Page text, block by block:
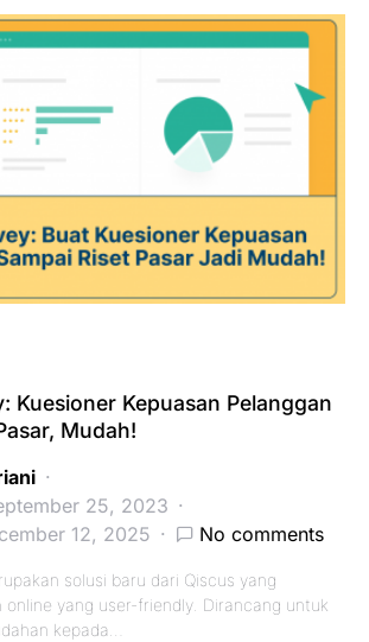
Kuesioner Kepuasan Pelanggan
Mudah!
25, 2023
12, 2025
No comments
solusi baru dari Qiscus yang
online yang user-friendly. Dirancang untuk
kepada…